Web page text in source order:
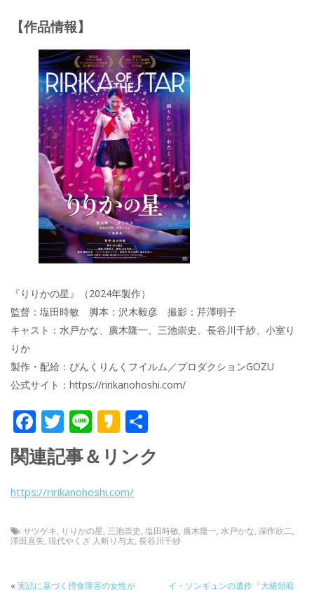
【作品情報】
『りりかの星』（2024年製作）
監督：塩田時敏 脚本：沢木毅彦 撮影：芹澤明子
キャスト：水戸かな、廣木隆一、三池崇史、長谷川千紗、小室り
りか
製作・配給：ぴんくりんくフイルム／プロダクションGOZU
公式サイト：https://ririkanohoshi.com/
F
ac
e
b
o
k
T
w
itt
er
Li
n
e
K
a
k
a
有
関連記事＆リンク
https://ririkanohoshi.com/
サツゲキ, りりかの星, 三池崇史, 塩田時敏, 廣木隆一, 水戸かな, 深作欣二,
澤田直矢, 現代やくざ 人斬り与太, 長谷川千紗
« 実話に基づく摂食障害の女性が
イ・ソンギュンの遺作『大統領暗